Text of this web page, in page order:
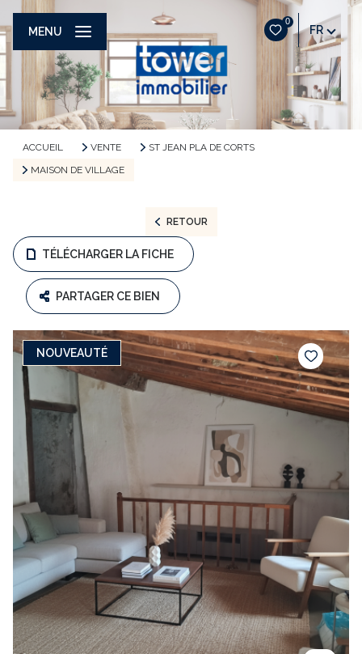
0
FR
MENU
ACCUEIL VENTE
ST JEAN PLA DE CORTS
MAISON DE VILLAGE
RETOUR
TÉLÉCHARGER LA FICHE
PARTAGER CE BIEN
NOUVEAUTÉ